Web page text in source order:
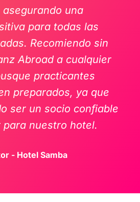
una
para todas las
Recomiendo sin
Abroad a cualquier
practicantes
preparados, ya que
ser un socio confiable
nuestro hotel.
- Hotel Samba